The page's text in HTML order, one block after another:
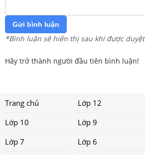
Gửi bình luận
*Bình luận sẽ hiển thị sau khi được duyệt
Hãy trở thành người đầu tiên bình luận!
Trang chủ Lớp 12
Lớp 10
Lớp 9
Lớp 7
Lớp 6